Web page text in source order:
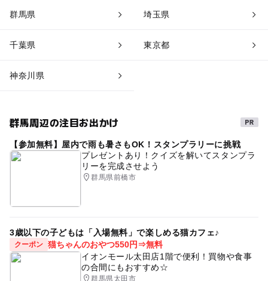
群馬県 埼玉県
千葉県 東京都
神奈川県
群馬周辺の注目お出かけ
【参加無料】屋内で雨も暑さもOK！スタンプラリーに挑戦
プレゼントあり！クイズを解いてスタンプラ
リーを完成させよう
群馬県前橋市
3歳以下の子どもは「入場無料」で楽しめる猫カフェ♪
クーポン 猫ちゃんのおやつ550円⇒無料
イオンモール太田店1階で便利！買物や食事
の合間にもおすすめ☆
群馬県太田市